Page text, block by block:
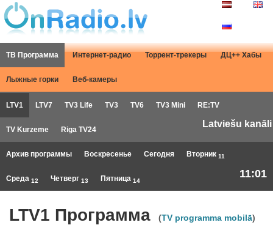
ТВ Программа Интернет-радио Торрент-трекеры ДЦ++ Хабы
Лыжные горки Веб-камеры
LTV1 LTV7 TV3 Life TV3 TV6 TV3 Mini RE:TV
TV Kurzeme Riga TV24
Latviešu kanāli
Архив программы Воскресенье Сегодня Вторник 11
Среда 12 Четверг 13 Пятница 14
11:01
LTV1 Программа (TV programma mobilā)